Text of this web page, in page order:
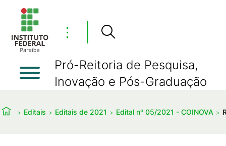
⋮
Pró-Reitoria de Pesquisa,
Inovação e Pós-Graduação
Editais Editais de 2021 Edital nº 05/2021 - COINOVA